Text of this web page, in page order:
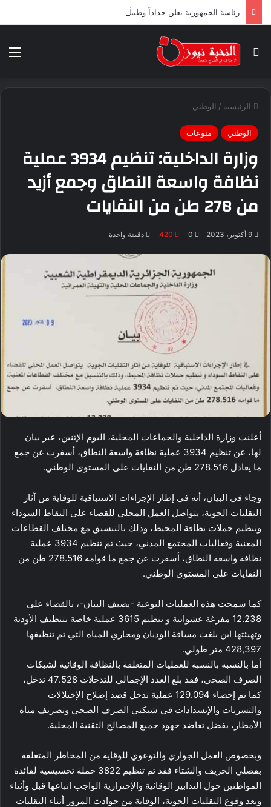
رئاسة الجمهورية تعلن حداداً وطنياً لثلاثة أيام ابتداء من اليوم
بحث عن
الرئيسية / الوطني
الوطني منوعات
وزارة الداخلية: تنظيم 3934 عملية
نظافة واسعة النطاق وجمع أزيد
من 278 طن من النفايات
9 أكتوبر، 2023 0
420 دقيقة واحدة
أعلنت وزارة الداخلية والجماعات المحلية، اليوم الإثنين، عبر بيان
لها، عن تنظيم 3934 عملية نظافة واسعة النطاق، أسفرت عن جمع
ما يعادل 278.516 طن من النفايات على المستوى الوطني.
وجاء في البيان، أنه في إطار الإجراءات الاستباقية للوقاية من آثار
التقلبات الجوية، يتواصل العمل المحلي للقضاء على النقاط السوداء
وتنظيم حملات نظافة المحيط، وذلك بالتنسيق مع مختلف القطاعات
المعنية وفعاليات المجتمع المدني، حيث تم تنظيم 3934 عملية
نظافة واسعة النطاق، أسفرت عن جمع ما قوامه 278.516 طن من
النفايات على المستوى الوطني.
كما سمحت هذه العمليات النوعية -يضيف البيان-، بالقضاء على
12.238 مفرغة عشوائية و تنظيم 3615 عملية خاصة بتنظيف الأودية
وتهيئتها اين بلغت مسافة الوديان ومجاري المياه التي تم تنظيفها
428,397 متر طولي.
أما بالنسبة بالنسبة للعمليات المتعلقة بالنظافة الوقائية لشبكات
الصرف الصحي، فقد بلغ العدد الإجمالي للتدخلات 47.528 تدخل،
كما تم إحصاء 129.094 عملية تدخل قصد إصلاح الإختلالات
والتسريات والإنسدادات في شبكتي الصرف الصحي وتصريف مياه
الأمطار، بفضل تعاضد جهود جميع المصالح التقنية المحلية.
وبخصوص العمل الجواري والتوعوي للوقاية من المخاطر المتعلقة
بفصلي الخريف والشتاء فقد تم تنظيم 3822 حملة تحسيسية لفائدة
المواطنين حول التدابير الوقائية والإحترازية الواجب اتباعها قبل وأثناء
وبعد وقوع التقلبات الجوية، الوقاية من حوادث المرور أثناء التقلبات